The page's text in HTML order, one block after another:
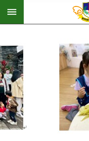
跳到主要內容區塊